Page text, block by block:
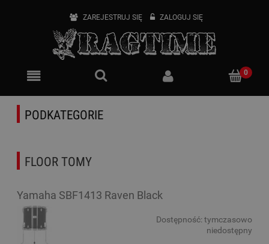
ZAREJESTRUJ SIĘ ZALOGUJ SIĘ
PODKATEGORIE
FLOOR TOMY
Yamaha SBF1413 Raven Black
Dostępność: tymczasowo
niedostępny